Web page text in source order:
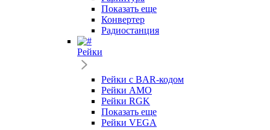
Показать еще
Конвертер
Радиостанция
Рейки
Рейки с BAR-кодом
Рейки AMO
Рейки RGK
Показать еще
Рейки VEGA